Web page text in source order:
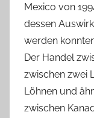
Mexico von
dessen
werden
Der Handel
zwischen zwei
Löhnen und
zwischen